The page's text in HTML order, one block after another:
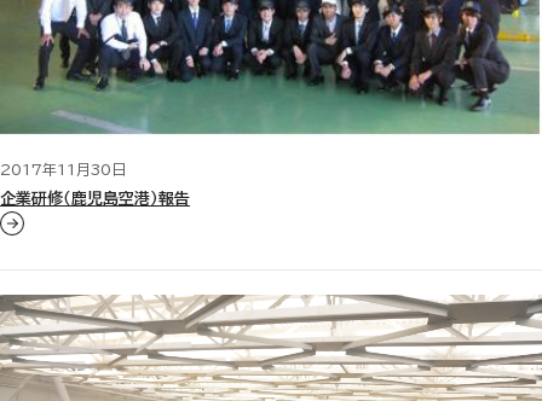
2017年11月30日
企業研修（鹿児島空港）報告